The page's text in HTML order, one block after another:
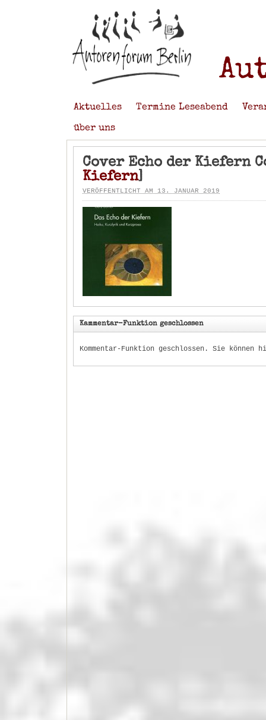
Aktuelles Termine Leseabend
über uns
Cover Echo der Kiefern
Kiefern]
VERÖFFENTLICHT AM 13. JANUAR 2019
Kammentar-Funktion geschlossen
Kommentar-Funktion geschlossen. Sie können